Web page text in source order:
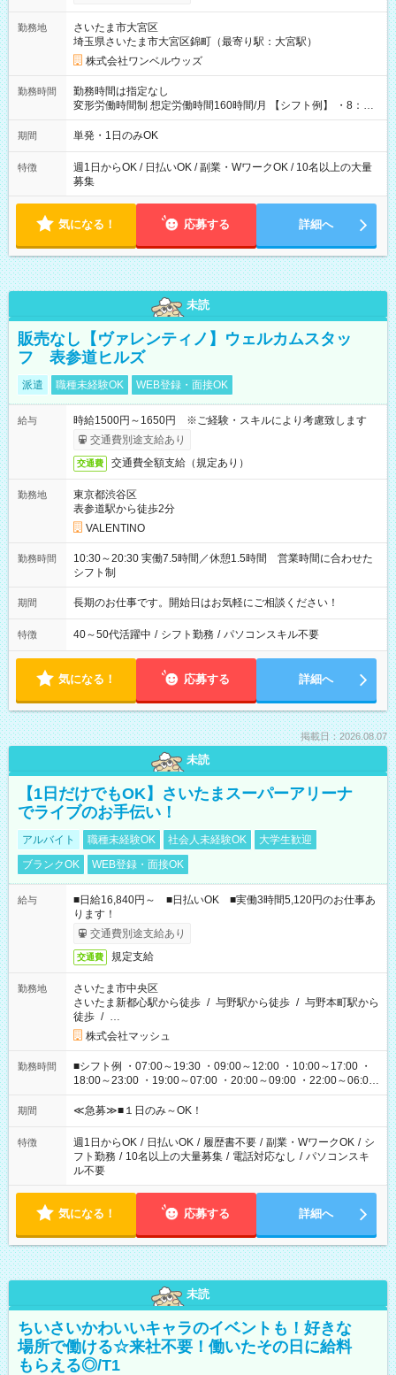
勤務地
さいたま市大宮区
埼玉県さいたま市大宮区錦町（最寄り駅：大宮駅）
株式会社ワンベルウッズ
勤務時間
勤務時間は指定なし
変形労働時間制 想定労働時間160時間/月 【シフト例】 ・8：00
～21：00
期間 単発・1日のみOK
特徴
週1日からOK / 日払いOK / 副業・WワークOK / 10名以上の大量
募集
気になる！ 応募する 詳細へ
未読
販売なし【ヴァレンティノ】ウェルカムスタッ
フ 表参道ヒルズ
派遣 職種未経験OK WEB登録・面接OK
給与
時給1500円～1650円 ※ご経験・スキルにより考慮致します
交通費別途支給あり
交通費 交通費全額支給（規定あり）
勤務地
東京都渋谷区
表参道駅から徒歩2分
VALENTINO
勤務時間
10:30～20:30 実働7.5時間／休憩1.5時間 営業時間に合わせた
シフト制
期間 長期のお仕事です。開始日はお気軽にご相談ください！
特徴 40～50代活躍中 / シフト勤務 / パソコンスキル不要
気になる！ 応募する 詳細へ
掲載日：2026.08.07
未読
【1日だけでもOK】さいたまスーパーアリーナ
でライブのお手伝い！
アルバイト 職種未経験OK 社会人未経験OK
大学生歓迎
ブランクOK
WEB登録・面接OK
給与
■日給16,840円～ ■日払いOK ■実働3時間5,120円のお仕事あ
ります！
交通費別途支給あり
交通費 規定支給
勤務地
さいたま市中央区
さいたま新都心駅から徒歩 / 与野駅から徒歩 / 与野本町駅から
徒歩 / …
株式会社マッシュ
勤務時間
■シフト例 ・07:00～19:30 ・09:00～12:00 ・10:00～17:00 ・
18:00～23:00 ・19:00～07:00 ・20:00～09:00 ・22:00～06:00
etc ★最短で3時間で5,120円のお仕事から 15時間で2万円近く稼
げるお仕事も！ ご希望のお時間に合わせてご紹介！ ※シフトは
ください！
期間 ≪急募≫■１日のみ～OK！
特徴 週1日からOK / 日払いOK / 履歴書不要 / 副業・WワークOK / シ
フト勤務 / 10名以上の大量募集 / 電話対応なし / パソコンスキ
ル不要
気になる！ 応募する 詳細へ
未読
ちいさいかわいいキャラのイベントも！好きな
場所で働ける☆来社不要！働いたその日に給料
もらえる◎/T1